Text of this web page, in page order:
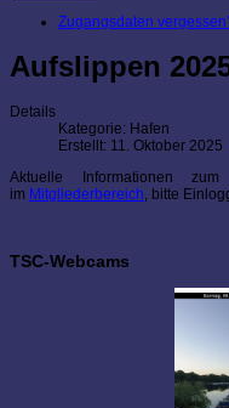
Zugangsdaten
Aufslippen
Details
Kategorie: Hafen
Erstellt: 11. Oktober 2025
Aktuelle Informationen
im Mitgliederbereich, bitte
TSC-Webcams